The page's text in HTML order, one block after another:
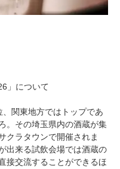
」について
関東地方ではトップであ
。その埼玉県内の酒蔵が集
クラタウンで開催されま
出来る試飲会場では酒蔵の
接交流することができるほ